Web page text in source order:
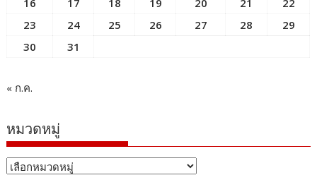
16
17 18 19 20 21
22
23
24 25 26 27 28
29
30
31
« ก.ค.
หมวดหมู่
หมวด